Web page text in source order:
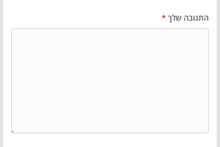
התגובה שלך *